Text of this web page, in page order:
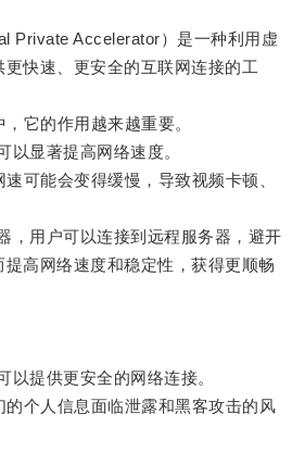
Accelerator）是一种利用虚
快速、更安全的互联网连接的工
的作用越来越重要。
显著提高网络速度。
能会变得缓慢，导致视频卡顿、
用户可以连接到远程服务器，避开
高网络速度和稳定性，获得更顺畅
提供更安全的网络连接。
个人信息面临泄露和黑客攻击的风